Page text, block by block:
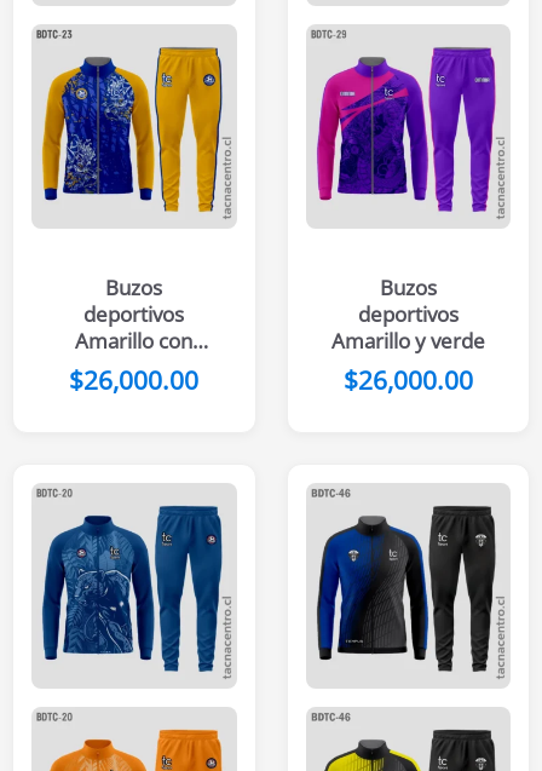
Buzos
deportivos
Amarillo con
negro
$26,000.00
Buzos
deportivos
Amarillo y verde
$26,000.00